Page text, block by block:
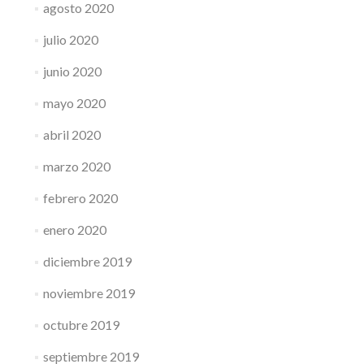
agosto 2020
julio 2020
junio 2020
mayo 2020
abril 2020
marzo 2020
febrero 2020
enero 2020
diciembre 2019
noviembre 2019
octubre 2019
septiembre 2019